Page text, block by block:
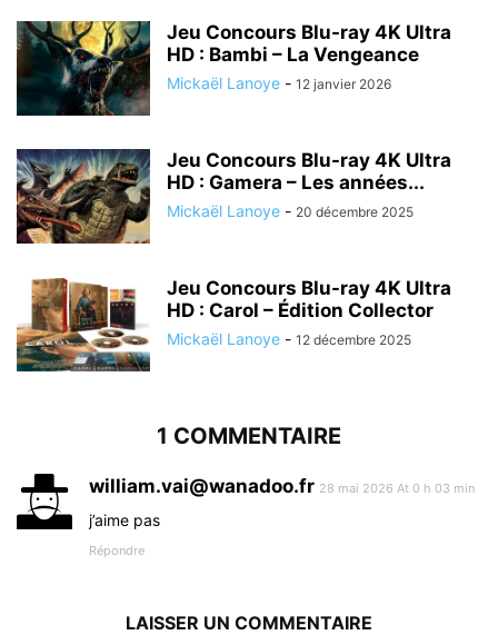
Jeu Concours Blu-ray 4K Ultra
HD : Bambi – La Vengeance
Mickaël Lanoye - 12 janvier 2026
Jeu Concours Blu-ray 4K Ultra
HD : Gamera – Les années...
Mickaël Lanoye - 20 décembre 2025
Jeu Concours Blu-ray 4K Ultra
HD : Carol – Édition Collector
Mickaël Lanoye - 12 décembre 2025
1 COMMENTAIRE
william.vai@wanadoo.fr 28 mai 2026 At 0 h 03 min
j’aime pas
Répondre
LAISSER UN COMMENTAIRE